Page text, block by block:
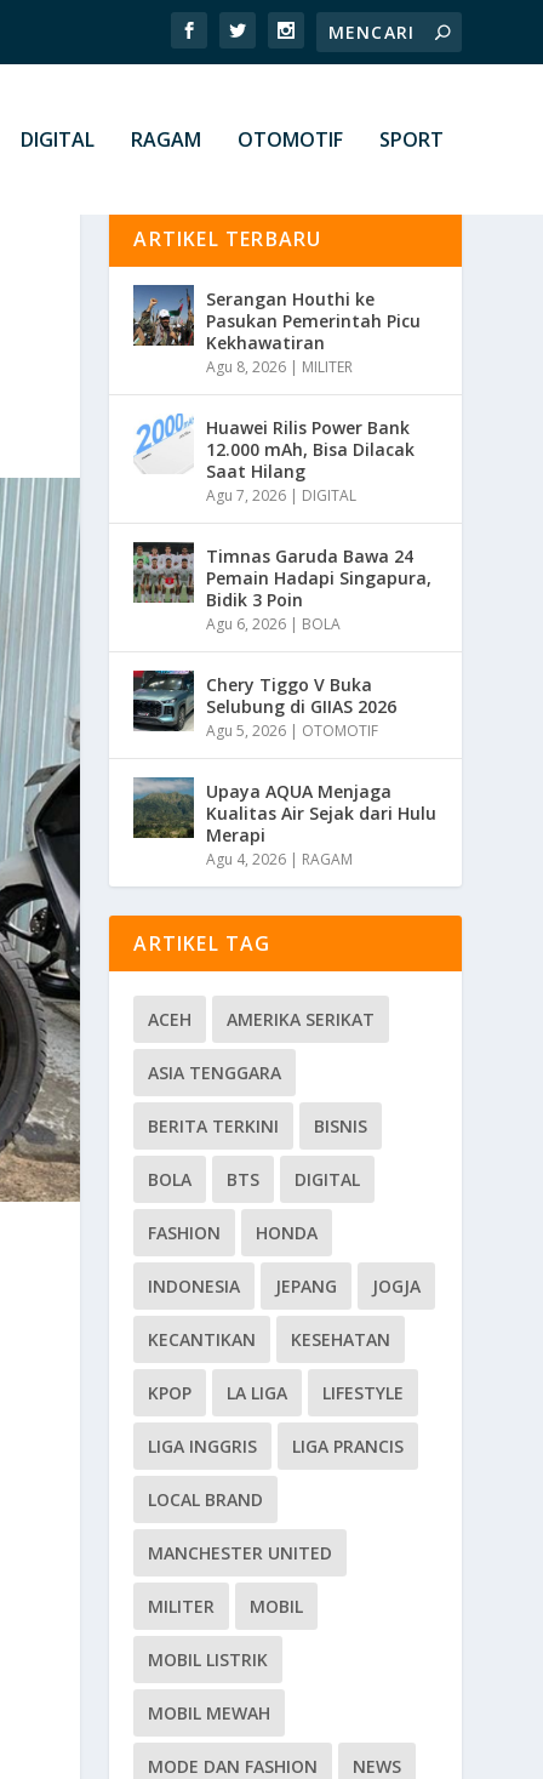
DIGITAL RAGAM OTOMOTIF SPORT
ARTIKEL TERBARU
Serangan Houthi ke
Pasukan Pemerintah Picu
Kekhawatiran
Agu 8, 2026 | MILITER
Huawei Rilis Power Bank
12.000 mAh, Bisa Dilacak
Saat Hilang
Agu 7, 2026 | DIGITAL
Timnas Garuda Bawa 24
Pemain Hadapi Singapura,
Bidik 3 Poin
Agu 6, 2026 | BOLA
Chery Tiggo V Buka
Selubung di GIIAS 2026
Agu 5, 2026 | OTOMOTIF
Upaya AQUA Menjaga
Kualitas Air Sejak dari Hulu
Merapi
Agu 4, 2026 | RAGAM
ARTIKEL TAG
ACEH AMERIKA SERIKAT
ASIA TENGGARA
BERITA TERKINI BISNIS
BOLA BTS DIGITAL
FASHION HONDA
INDONESIA JEPANG JOGJA
KECANTIKAN KESEHATAN
KPOP LA LIGA LIFESTYLE
LIGA INGGRIS LIGA PRANCIS
LOCAL BRAND
MANCHESTER UNITED
MILITER MOBIL
MOBIL LISTRIK
MOBIL MEWAH
MODE DAN FASHION NEWS